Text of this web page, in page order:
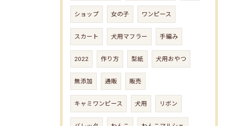
ショップ 女の子 ワンピース
スカート 犬用マフラー 手編み
2022 作り方 型紙 犬用おやつ
無添加 通販 販売
キャミワンピース 犬用 リボン